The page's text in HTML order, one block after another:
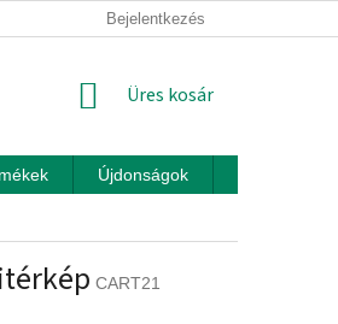
FELTÉTELEK (ÁSZF)
Bejelentkezés
KOSÁR
Üres kosár
Újdonságok
CART21